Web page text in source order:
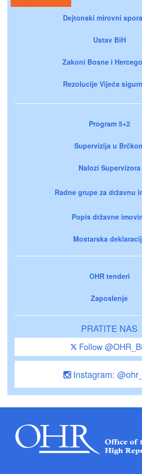
Dejtonski mirovni
Ustav BiH
Zakoni Bosne i
Rezolucije Vijeća
Program 5+2
Supervizija u
Nalozi Supervizora
Radne grupe za državnu
Popis državne
Mostarska
OHR tenderi
Zaposlenje
PRATITE NAS
Follow
Instagram: